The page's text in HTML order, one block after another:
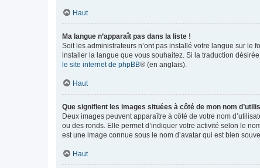
Haut
Ma langue n’apparaît pas dans la liste !
Soit les administrateurs n’ont pas installé votre langue sur le
installer la langue que vous souhaitez. Si la traduction
le site internet de phpBB® (en anglais).
Haut
Que signifient les images situées à côté de mon nom
Deux images peuvent apparaître à côté de votre nom
ou des ronds. Elle permet d’indiquer votre activité selon le
est une image connue sous le nom d’avatar qui est bien
Haut